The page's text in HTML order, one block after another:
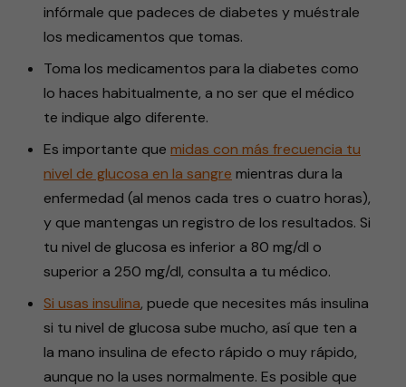
infórmale que padeces de diabetes y muéstrale
los medicamentos que tomas.
Toma los medicamentos para la diabetes como
lo haces habitualmente, a no ser que el médico
te indique algo diferente.
Es importante que midas con más frecuencia tu
nivel de glucosa en la sangre mientras dura la
enfermedad (al menos cada tres o cuatro horas),
y que mantengas un registro de los resultados. Si
tu nivel de glucosa es inferior a 80 mg/dl o
superior a 250 mg/dl, consulta a tu médico.
Si usas insulina, puede que necesites más insulina
si tu nivel de glucosa sube mucho, así que ten a
la mano insulina de efecto rápido o muy rápido,
aunque no la uses normalmente. Es posible que